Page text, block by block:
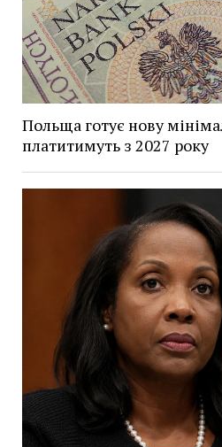
Польща готує нову
платитимуть з 2027 року